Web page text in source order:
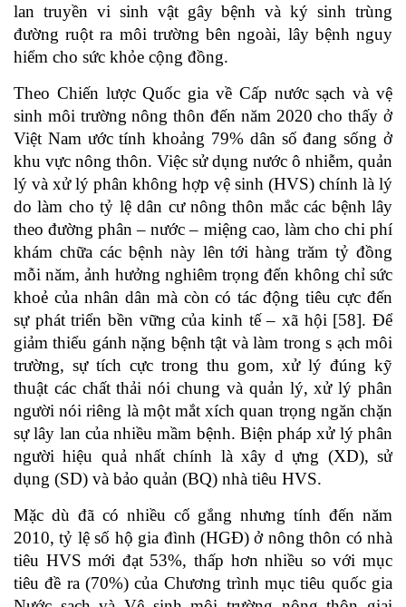
lan truyền vi sinh vật gây bệnh và ký sinh trùng
đường ruột ra môi trường bên ngoài, lây bệnh nguy
hiểm cho sức khỏe cộng đồng.
Theo Chiến lược Quốc gia về Cấp nước sạch và vệ
sinh môi trường nông thôn đến năm 2020 cho thấy ở
Việt Nam ước tính khoảng 79% dân số đang sống ở
khu vực nông thôn. Việc sử dụng nước ô nhiễm, quản
lý và xử lý phân không hợp vệ sinh (HVS) chính là lý
do làm cho tỷ lệ dân cư nông thôn mắc các bệnh lây
theo đường phân – nước – miệng cao, làm cho chi phí
khám chữa các bệnh này lên tới hàng trăm tỷ đồng
mỗi năm, ảnh hưởng nghiêm trọng đến không chỉ sức
khoẻ của nhân dân mà còn có tác động tiêu cực đến
sự phát triển bền vững của kinh tế – xã hội [58]. Để
giảm thiểu gánh nặng bệnh tật và làm trong s ạch môi
trường, sự tích cực trong thu gom, xử lý đúng kỹ
thuật các chất thải nói chung và quản lý, xử lý phân
người nói riêng là một mắt xích quan trọng ngăn chặn
sự lây lan của nhiều mầm bệnh. Biện pháp xử lý phân
người hiệu quả nhất chính là xây d ựng (XD), sử
dụng (SD) và bảo quản (BQ) nhà tiêu HVS.
Mặc dù đã có nhiều cố gắng nhưng tính đến năm
2010, tỷ lệ số hộ gia đình (HGĐ) ở nông thôn có nhà
tiêu HVS mới đạt 53%, thấp hơn nhiều so với mục
tiêu đề ra (70%) của Chương trình mục tiêu quốc gia